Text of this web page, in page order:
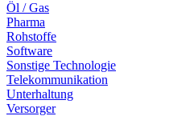
Öl / Gas
Pharma
Rohstoffe
Software
Sonstige Technologie
Telekommunikation
Unterhaltung
Versorger